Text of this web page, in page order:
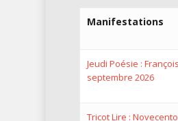
Manifestations
Jeudi Poésie :
septembre 2026
Tricot Lire :